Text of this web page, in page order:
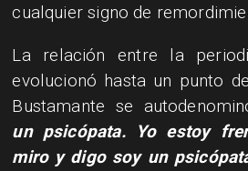
cualquier signo de
La relación entre la
evolucionó hasta un punto
Bustamante se
un psicópata. Yo estoy
miro y digo soy un